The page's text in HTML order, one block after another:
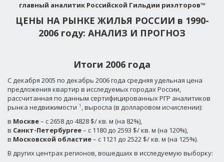
главный аналитик Российской Гильдии риэлторов™
ЦЕНЫ НА РЫНКЕ ЖИЛЬЯ РОССИИ в 1990-
2006 году: АНАЛИЗ И ПРОГНОЗ
Итоги 2006 года
С декабря 2005 по декабрь 2006 года средняя удельная цена
предложения квартир в исследуемых городах России,
рассчитанная по данным сертифицированных РГР аналитиков
рынка недвижимости 1 , выросла (в долларовом исчислении):
в Москве– с 2658 до 4828 $/ кв. м (на 82%),
в Санкт-Петербургее– с 1180 до 2593 $/ кв. м (на 120%),
в Московской областие– с 1121 до 2522 $/ кв. м (на 125%).
В других центрах регионов, вошедших в исследуемую выборку: